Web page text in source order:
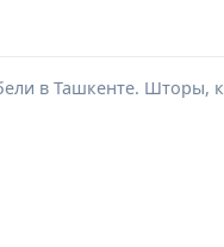
в Ташкенте. Шторы,